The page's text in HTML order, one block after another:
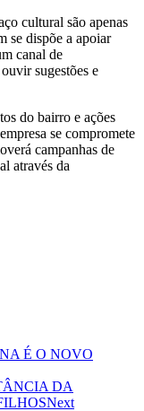
cultural são apenas
se dispõe a apoiar
canal de
sugestões e
do bairro e ações
se compromete
campanhas de
através da
É O NOVO
DA
Next